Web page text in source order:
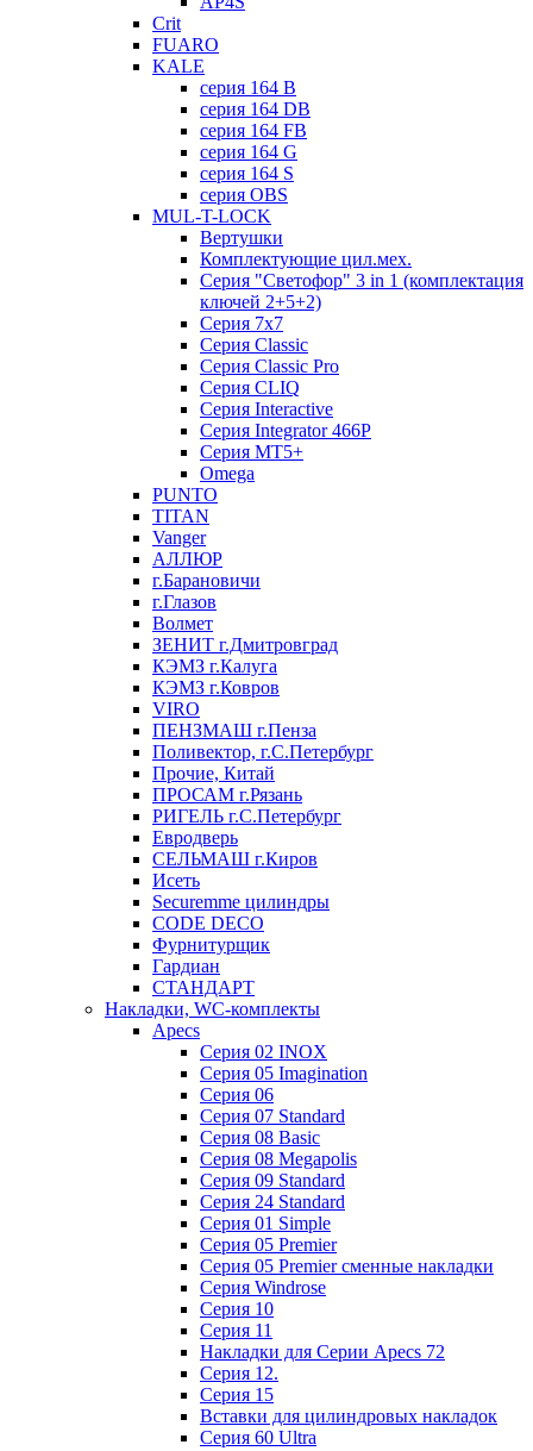
Crit
FUARO
KALE
серия 164 B
серия 164 DB
серия 164 FB
серия 164 G
серия 164 S
серия OBS
MUL-T-LOCK
Вертушки
Комплектующие цил.мех.
Серия "Светофор" 3 in 1 (комплектация
ключей 2+5+2)
Серия 7х7
Серия Classic
Серия Classic Pro
Серия CLIQ
Серия Interactive
Серия Integrator 466P
Серия MT5+
Omega
PUNTO
TITAN
Vanger
АЛЛЮР
г.Барановичи
г.Глазов
Волмет
ЗЕНИТ г.Дмитровград
КЭМЗ г.Калуга
КЭМЗ г.Ковров
VIRO
ПЕНЗМАШ г.Пенза
Поливектор, г.С.Петербург
Прочие, Китай
ПРОСАМ г.Рязань
РИГЕЛЬ г.С.Петербург
Евродверь
СЕЛЬМАШ г.Киров
Исеть
Securemme цилиндры
CODE DECO
Фурнитурщик
Гардиан
СТАНДАРТ
Накладки, WC-комплекты
Apecs
Cерия 02 INOX
Cерия 05 Imagination
Cерия 06
Cерия 07 Standard
Cерия 08 Basic
Cерия 08 Megapolis
Cерия 09 Standard
Cерия 24 Standard
Серия 01 Simple
Серия 05 Premier
Серия 05 Premier сменные накладки
Cерия Windrose
Серия 10
Серия 11
Накладки для Серии Apecs 72
Серия 12.
Серия 15
Вставки для цилиндровых накладок
Серия 60 Ultra